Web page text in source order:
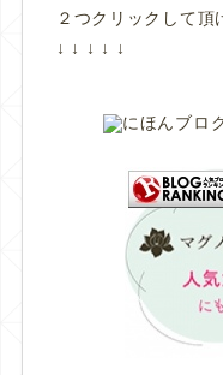
２つクリックして
↓ ↓ ↓ ↓ ↓